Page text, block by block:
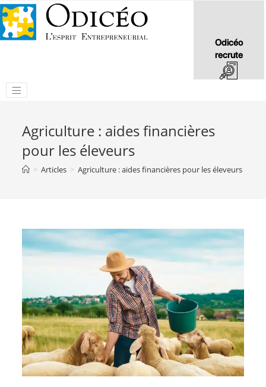
Odicéo
recrute
Agriculture : aides financières
pour les éleveurs
> Articles > Agriculture : aides financières pour les éleveurs